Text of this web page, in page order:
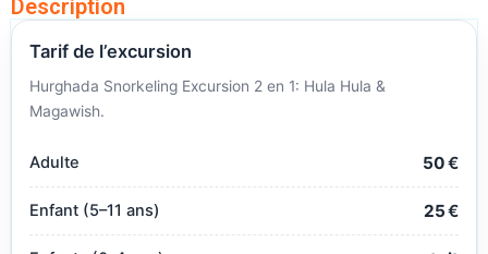
Description
Tarif de l’excursion
Hurghada Snorkeling Excursion 2 en 1: Hula Hula &
Magawish.
Adulte 50€
Enfant (5–11 ans) 25€